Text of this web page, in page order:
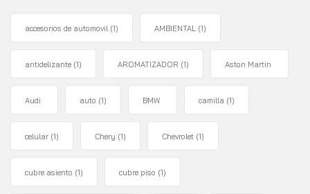
accesorios de automovil (1) AMBIENTAL (1)
antidelizante (1) AROMATIZADOR (1) Aston Martin
Audi auto (1) BMW camilla (1)
celular (1) Chery (1) Chevrolet (1)
cubre asiento (1) cubre piso (1)